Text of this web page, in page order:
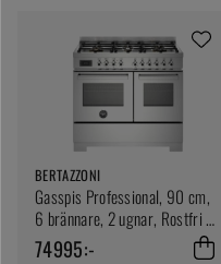
BERTAZZONI
Gasspis Professional, 90 cm,
6 brännare, 2 ugnar, Rostfri -
Bertazzoni
74995:-